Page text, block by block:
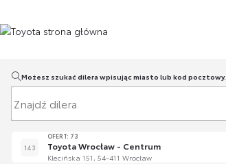
Możesz szukać dilera wpisując miasto lub kod pocztowy.
143
OFERT: 73
Toyota Wrocław - Centrum
Klecińska 151, 54-411 Wrocław